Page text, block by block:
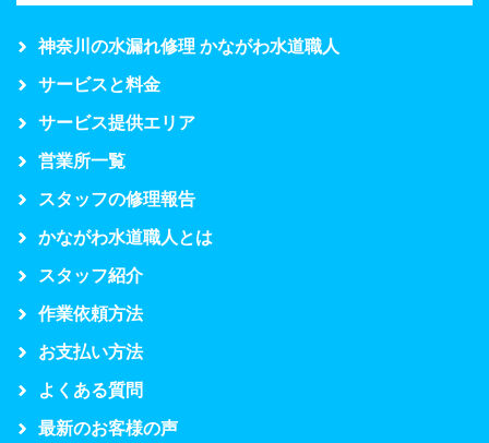
神奈川の水漏れ修理 かながわ水道職人
サービスと料金
サービス提供エリア
営業所一覧
スタッフの修理報告
かながわ水道職人とは
スタッフ紹介
作業依頼方法
お支払い方法
よくある質問
最新のお客様の声